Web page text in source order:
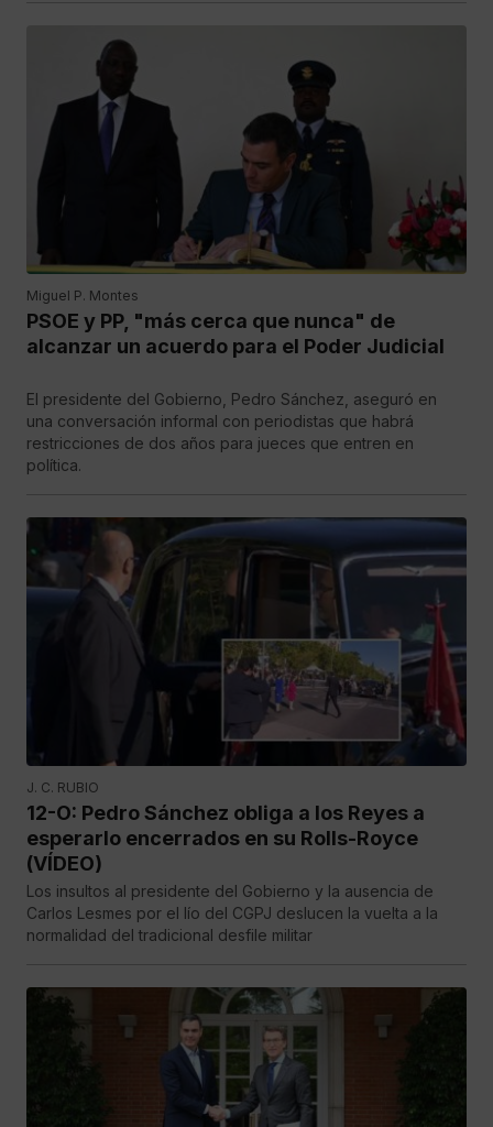
Miguel P. Montes
PSOE y PP, "más cerca que nunca" de
alcanzar un acuerdo para el Poder Judicial
El presidente del Gobierno, Pedro Sánchez, aseguró en
una conversación informal con periodistas que habrá
restricciones de dos años para jueces que entren en
política.
J. C. RUBIO
12-O: Pedro Sánchez obliga a los Reyes a
esperarlo encerrados en su Rolls-Royce
(VÍDEO)
Los insultos al presidente del Gobierno y la ausencia de
Carlos Lesmes por el lío del CGPJ deslucen la vuelta a la
normalidad del tradicional desfile militar